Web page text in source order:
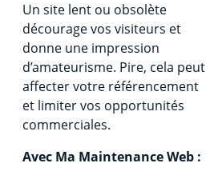
Un site lent ou obsolète
décourage vos visiteurs et
donne une impression
d’amateurisme. Pire, cela peut
affecter votre référencement
et limiter vos opportunités
commerciales.
Avec Ma Maintenance Web :